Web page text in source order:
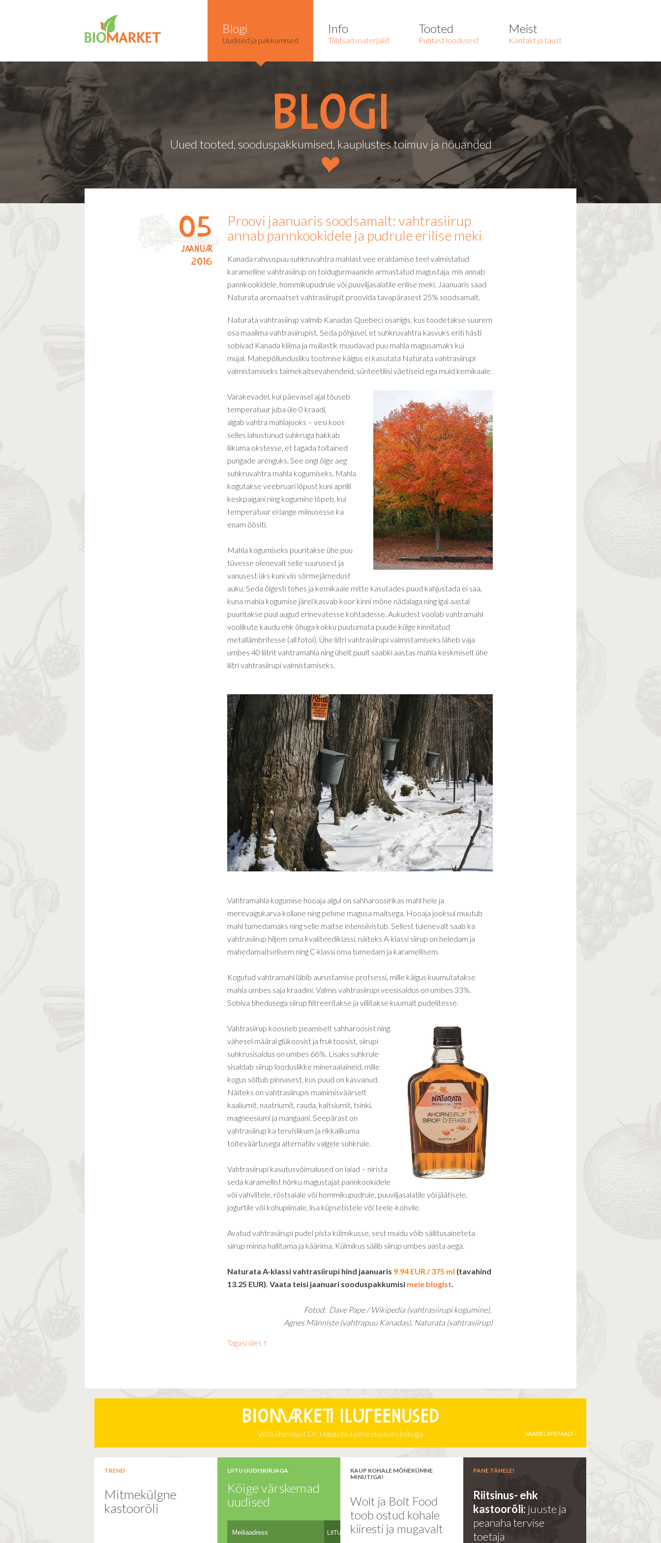
Blogi
Uudised ja pakkumised
Info
Tähtsad materjalid
Tooted
Puhtast loodusest
Meist
Kontakt ja taust
Blogi
Uued tooted, sooduspakkumised, kauplustes toimuv ja nõuanded
05
jaanuar
2016
Proovi jaanuaris soodsamalt: vahtrasiirup
annab pannkookidele ja pudrule erilise meki
Kanada rahvuspuu suhkruvahtra mahlast vee eraldamise teel valmistatud
karamelline vahtrasiirup on toidugurmaanide armastatud magustaja, mis annab
pannkookidele, hommikupudrule või puuviljasalatile erilise meki. Jaanuaris saad
Naturata aromaatset vahtrasiirupit proovida tavapärasest 25% soodsamalt.
Naturata vahtrasiirup valmib Kanadas Quebeci osariigis, kus toodetakse suurem
osa maailma vahtrasiirupist. Seda põhjusel, et suhkruvahtra kasvuks eriti hästi
sobivad Kanada kliima ja mullastik muudavad puu mahla magusamaks kui
mujal. Mahepõllundusliku tootmise käigus ei kasutata Naturata vahtrasiirupi
valmistamiseks taimekaitsevahendeid, sünteetilisi väetiseid ega muid kemikaale.
Varakevadel, kui päevasel ajal tõuseb
temperatuur juba üle 0 kraadi,
algab vahtra mahlajooks – vesi koos
selles lahustunud suhkruga hakkab
liikuma okstesse, et tagada toitained
pungade arenguks. See ongi õige aeg
suhkruvahtra mahla kogumiseks. Mahla
kogutakse veebruari lõpust kuni aprilli
keskpaigani ning kogumine lõpeb, kui
temperatuur ei lange miinusesse ka
enam öösiti.
Mahla kogumiseks puuritakse ühe puu
tüvesse olenevalt selle suurusest ja
vanusest üks kuni viis sõrmejämedust
auku. Seda õigesti tehes ja kemikaale mitte kasutades puud kahjustada ei saa,
kuna mahla kogumise järel kasvab koor kinni mõne nädalaga ning igal aastal
puuritakse puul augud erinevatesse kohtadesse. Aukudest voolab vahtramahl
voolikute kaudu ehk õhuga kokku puutumata puude külge kinnitatud
metallämbritesse (all fotol). Ühe liitri vahtrasiirupi valmistamiseks läheb vaja
umbes 40 liitrit vahtramahla ning ühelt puult saabki aastas mahla keskmiselt ühe
liitri vahtrasiirupi valmistamiseks.
Vahtramahla kogumise hooaja algul on sahharoosirikas mahl hele ja
merevaigukarva kollane ning pehme magusa maitsega. Hooaja jooksul muutub
mahl tumedamaks ning selle maitse intensiivistub. Sellest tulenevalt saab ka
vahtrasiirup hiljem oma kvaliteediklassi, näiteks A-klassi siirup on heledam ja
mahedamaitselisem ning C-klassi oma tumedam ja karamellisem.
Kogutud vahtramahl läbib aurustamise protsessi, mille käigus kuumutatakse
mahla umbes saja kraadini. Valmis vahtrasiirupi veesisaldus on umbes 33%.
Sobiva tihedusega siirup filtreeritakse ja villitakse kuumalt pudelitesse.
Vahtrasiirup koosneb peamiselt sahharoosist ning
vähesel määral glükoosist ja fruktoosist, siirupi
suhkrusisaldus on umbes 66%. Lisaks suhkrule
sisaldab siirup looduslikke mineraalaineid, mille
kogus sõltub pinnasest, kus puud on kasvanud.
Näiteks on vahtrasiirupis mainimisväärselt
kaaliumit, naatriumit, rauda, kaltsiumit, tsinki,
magneesiumi ja mangaani. Seepärast on
vahtrasiirup ka tervislikum ja rikkalikuma
toiteväärtusega alternatiiv valgele suhkrule.
Vahtrasiirupi kasutusvõimalused on laiad – nirista
seda karamellist hõrku magustajat pannkookidele
või vahvlitele, röstsaiale või hommikupudrule, puuviljasalatile või jäätisele,
jogurtile või kohupiimale, lisa küpsetistele või teele-kohvile.
Avatud vahtrasiirupi pudel pista külmikusse, sest muidu võib säilitusaineteta
siirup minna hallitama ja käärima. Külmikus säilib siirup umbes aasta aega.
Naturata A-klassi vahtrasiirupi hind jaanuaris 9.94 EUR/ 375 ml (tavahind
13.25 EUR). Vaata teisi jaanuari sooduspakkumisi meie blogist.
Fotod: Dave Pape / Wikipedia (vahtrasiirupi kogumine),
Agnes Männiste (vahtrapuu Kanadas), Naturata (vahtrasiirup)
Tagasi üles ↑
Biomarketi iluteenused
Võta ühendust Dr. Hauschka jumestuskunstnikuga VAATA LÄHEMALT
TREND
Mitmekülgne
kastoorõli
LIITU UUDISKIRJAGA
Kõige värskemad
uudised
LIITU
KAUP KOHALE MÕNEKÜMNE
MINUTIGA!
Wolt ja Bolt Food
toob ostud kohale
kiiresti ja mugavalt
PANE TÄHELE!
Riitsinus- ehk
kastoorõli: juuste ja
peanaha tervise
toetaja